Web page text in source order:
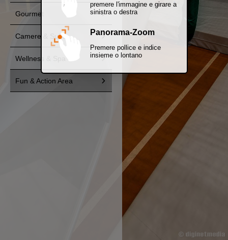
Gourmet
Camere & Suites
Wellness & Spa
Fun & Action Area
premere l'immagine e girare a
sinistra o destra
Panorama-Zoom
Premere pollice e indice
insieme o lontano